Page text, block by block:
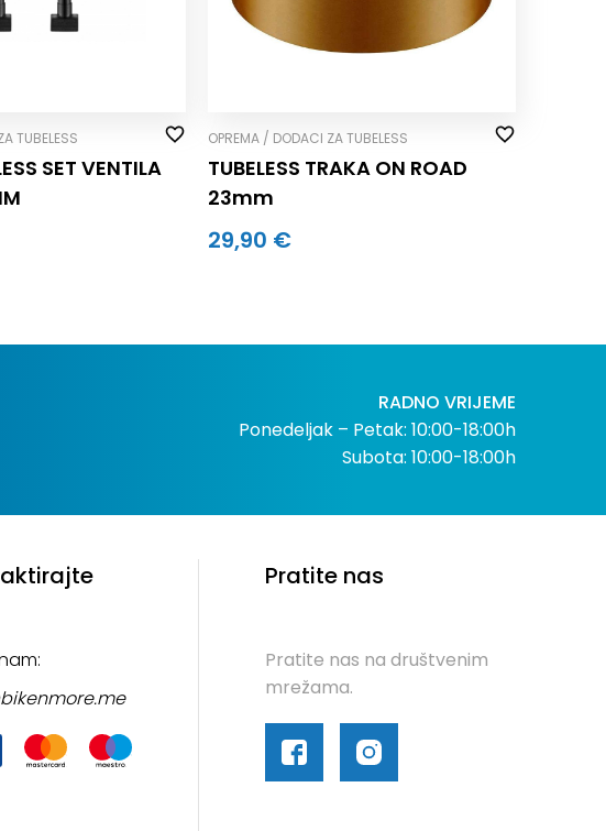
TUBELESS
SET VENTILA
OPREMA / DODACI ZA TUBELESS
TUBELESS TRAKA ON ROAD
23mm
29,90 €
RADNO VRIJEME
Ponedeljak – Petak: 10:00-18:00h
Subota: 10:00-18:00h
Pratite nas
Pratite nas na društvenim
mrežama.